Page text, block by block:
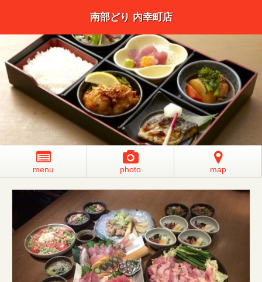
南部どり 内幸町店
menu photo map